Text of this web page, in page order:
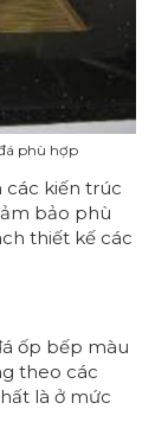
phù hợp
các kiến trúc
bảo phù
thiết kế các
ốp bếp màu
theo các
là ở mức